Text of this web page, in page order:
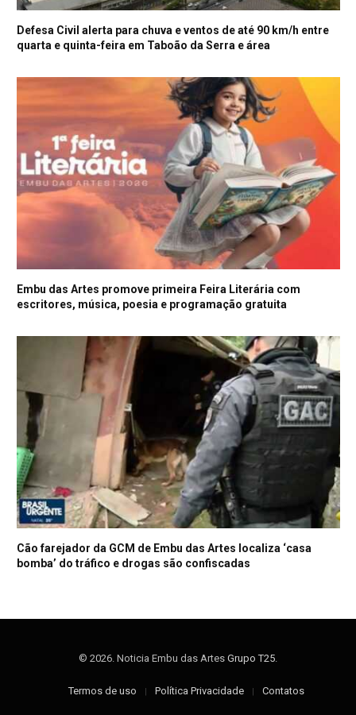
Defesa Civil alerta para chuva e ventos de até 90 km/h entre
quarta e quinta-feira em Taboão da Serra e área
Embu das Artes promove primeira Feira Literária com
escritores, música, poesia e programação gratuita
Cão farejador da GCM de Embu das Artes localiza ‘casa
bomba’ do tráfico e drogas são confiscadas
© 2026. Noticia Embu das Artes Grupo T25.
Termos de uso Política Privacidade Contatos